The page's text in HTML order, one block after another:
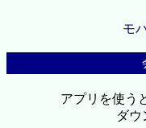
モ
アプリを使う
ダウ